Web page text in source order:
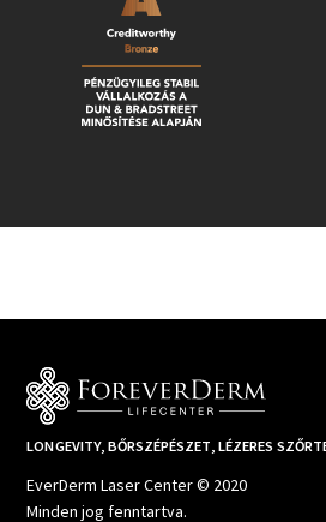
LONGEVITY, BŐRSZÉPÉSZET, LÉZERES
EverDerm Laser Center © 2020
Minden jog fenntartva.